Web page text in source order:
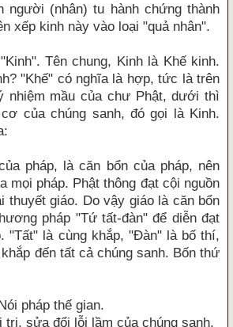
(nhân) tu hành chứng thành
xếp kinh này vào loại "quả nhân".
Tên chung, Kinh là Khế kinh.
"Khế" có nghĩa là hợp, tức là trên
nhiệm mầu của chư Phật, dưới thì
của chúng sanh, đó gọi là Kinh.
pháp, là căn bổn của pháp, nên
mọi pháp. Phật thông đạt cội nguồn
thuyết giáo. Do vậy giáo là căn bổn
pháp "Tứ tất-đàn" để diễn đạt
"Tất" là cùng khắp, "Đàn" là bố thí,
đến tất cả chúng sanh. Bốn thứ
pháp thế gian.
sửa đổi lỗi lầm của chúng sanh.